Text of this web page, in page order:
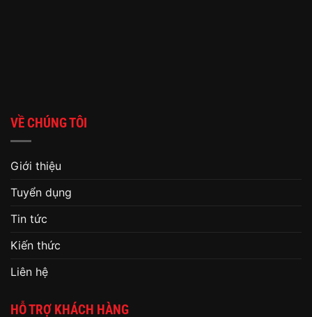
VỀ CHÚNG TÔI
Giới thiệu
Tuyển dụng
Tin tức
Kiến thức
Liên hệ
HỖ TRỢ KHÁCH HÀNG